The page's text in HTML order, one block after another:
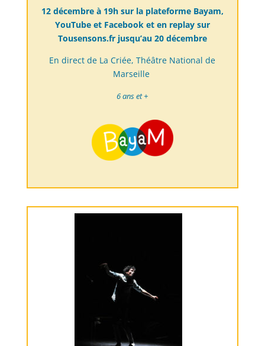
12 décembre à 19h sur la plateforme Bayam,
YouTube et Facebook et en replay sur
Tousensons.fr jusqu’au 20 décembre
En direct de La Criée, Théâtre National de
Marseille
6 ans et +